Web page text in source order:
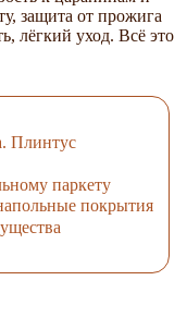
защита от прожига
лёгкий уход. Всё это
Плинтус
паркету
покрытия